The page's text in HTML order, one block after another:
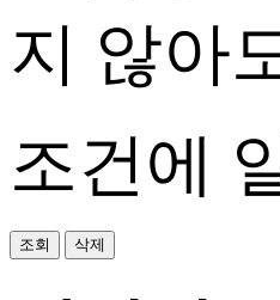
지 않아
조건에
조회 삭제